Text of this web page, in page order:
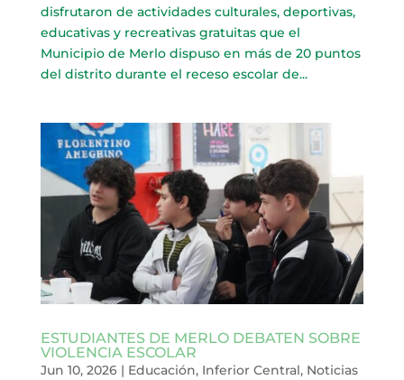
disfrutaron de actividades culturales, deportivas,
educativas y recreativas gratuitas que el
Municipio de Merlo dispuso en más de 20 puntos
del distrito durante el receso escolar de...
ESTUDIANTES DE MERLO DEBATEN SOBRE
VIOLENCIA ESCOLAR
Jun 10, 2026| Educación, Inferior Central, Noticias